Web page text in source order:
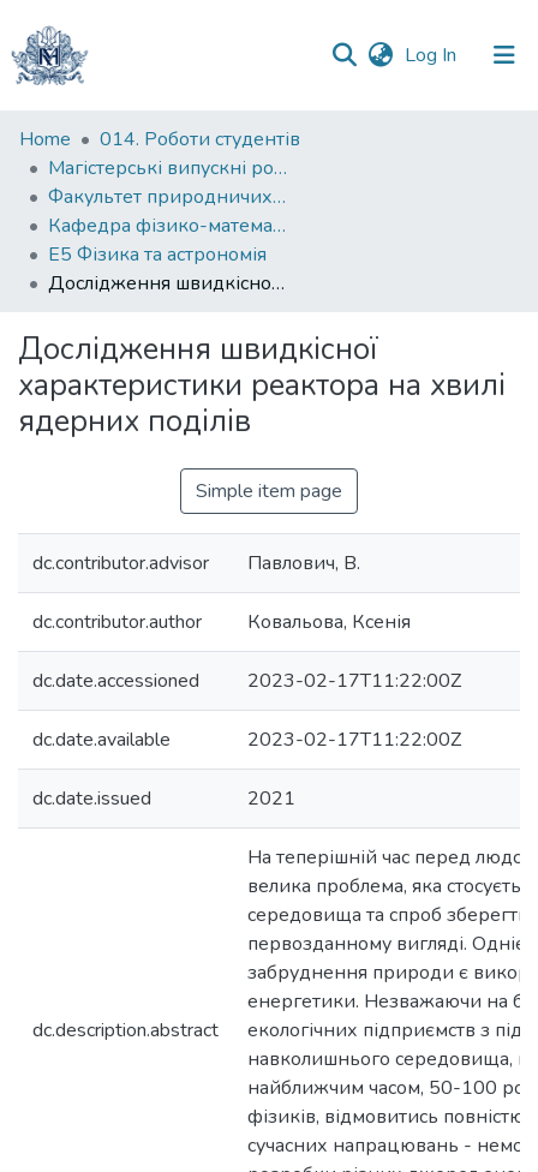
Log In (current)
Communities
&
Collections
All of DSpace
Home
014. Роботи студентів
Магістерські випускні роботи
Факультет природничих наук
Кафедра фізико-математичних наук
Е5 Фізика та астрономія
Дослідження швидкісної характеристики реактора на хвилі ядерних поділів
Дослідження швидкісної
характеристики реактора на хвилі
ядерних поділів
Simple item page
dc.contributor.advisor Павлович, В.
dc.contributor.author Ковальова, Ксенія
dc.date.accessioned 2023-02-17T11:22:00Z
dc.date.available 2023-02-17T11:22:00Z
dc.date.issued 2021
dc.description.abstract
На теперішній час перед
велика проблема, яка
середовища та спроб зберегти
первозданному вигляді.
забруднення природи є
енергетики. Незважаючи на
екологічних підприємств з
навколишнього середовища,
найближчим часом, 50-100
фізиків, відмовитись повністю
сучасних напрацювань -